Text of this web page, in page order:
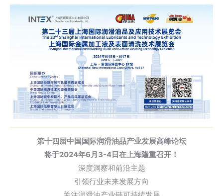
第十四届中国国际润滑油品产业发展高峰论坛
将于2024年6月3-4日在上海隆重召开！
深度洞察和前沿主题
引领行业未来发展方向